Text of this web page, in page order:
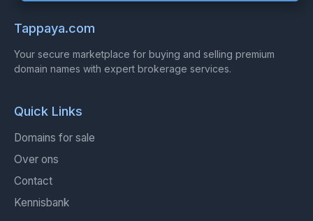
Tappaya.com
Your secure marketplace for buying and selling premium
domain names with expert brokerage services.
Quick Links
Domains for sale
Over ons
Contact
Kennisbank